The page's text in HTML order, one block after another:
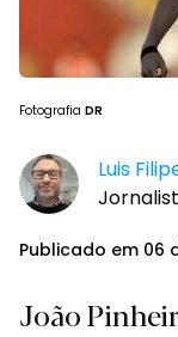
Fotografia DR
Luis
Publicado em 06
João